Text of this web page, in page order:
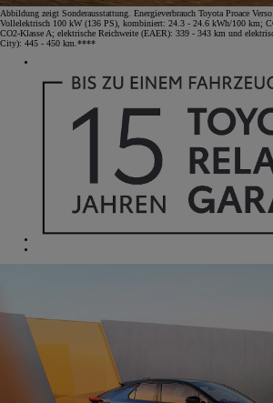
Abbildung zeigt Sonderausstattung. Energieverbrauch Toyota Proace
Vollelektrisch 100 kW (136 PS), kombiniert: 24.3 - 24.6 kWh/100 km;
CO2-Klasse A; elektrische Reichweite (EAER): 339 - 343 km und
City): 445 - 450 km.****